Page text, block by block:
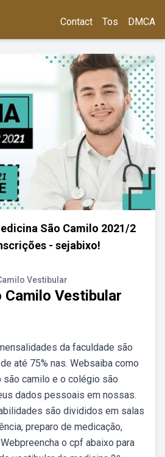
Contact Tos DMCA
São Camilo 2021/2
- sejabixo!
Vestibular
Camilo Vestibular
da faculdade são
até 75% nas. Websaiba como
camilo e o colégio são
dados pessoais em nossas.
são divididos em salas
preparo de medicação,
o cpf abaixo para